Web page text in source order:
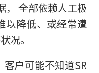
， 全部依赖人工极
以降低、或经常遭
况。
户可能不知道SR